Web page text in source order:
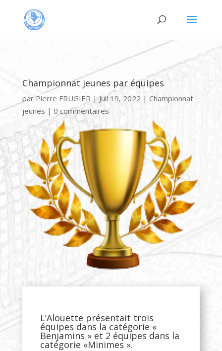
Championnat jeunes par équipes
parPierre FRUGIER|Juil 19, 2022 | Championnat
jeunes | 0 commentaires
L’Alouette présentait trois
équipes dans la catégorie «
Benjamins » et 2 équipes dans la
catégorie «Minimes ».